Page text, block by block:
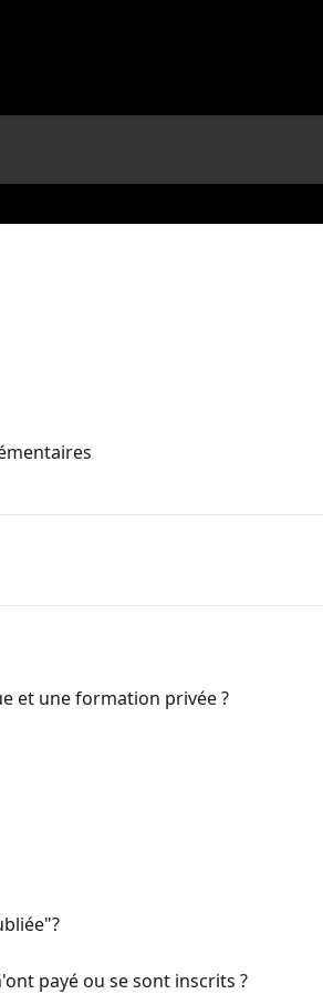
et une formation privée ?
payé ou se sont inscrits ?